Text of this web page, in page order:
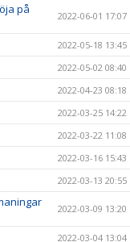
på
2022-06-01 17:07
2022-05-18 13:45
2022-05-02 08:40
2022-04-23 08:18
2022-03-25 14:22
2022-03-22 11:08
2022-03-16 15:43
2022-03-13 20:55
2022-03-09 13:20
2022-03-04 13:04